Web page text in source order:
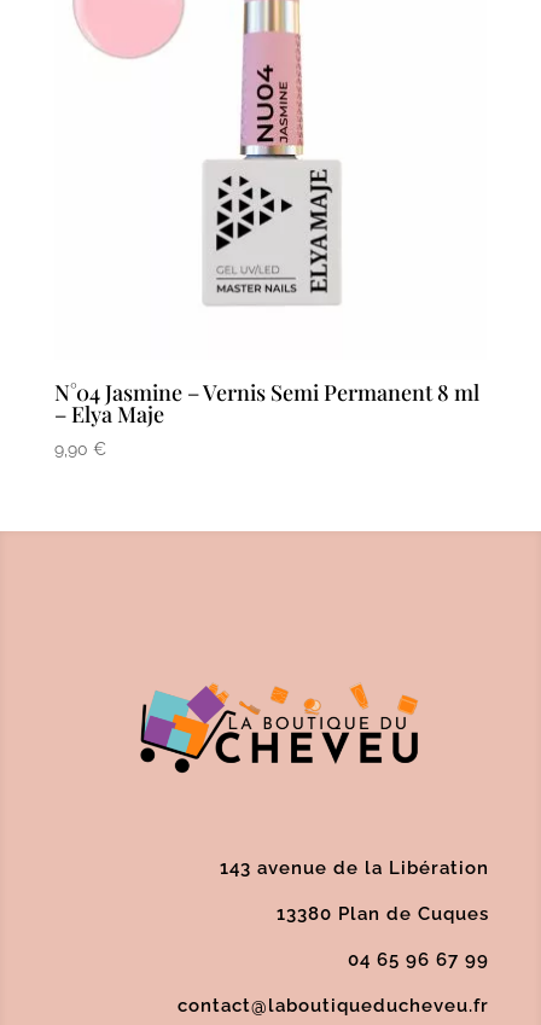
N°04 Jasmine – Vernis Semi Permanent 8 ml
– Elya Maje
9,90 €
143 avenue de la Libération
13380 Plan de Cuques
04 65 96 67 99
contact@laboutiqueducheveu.fr